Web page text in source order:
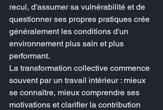
recul, d'assumer sa vulnérabilité et de
questionner ses propres pratiques crée
généralement les conditions d'un
environnement plus sain et plus
performant.
La transformation collective commence
souvent par un travail intérieur : mieux
se connaître, mieux comprendre ses
motivations et clarifier la contribution